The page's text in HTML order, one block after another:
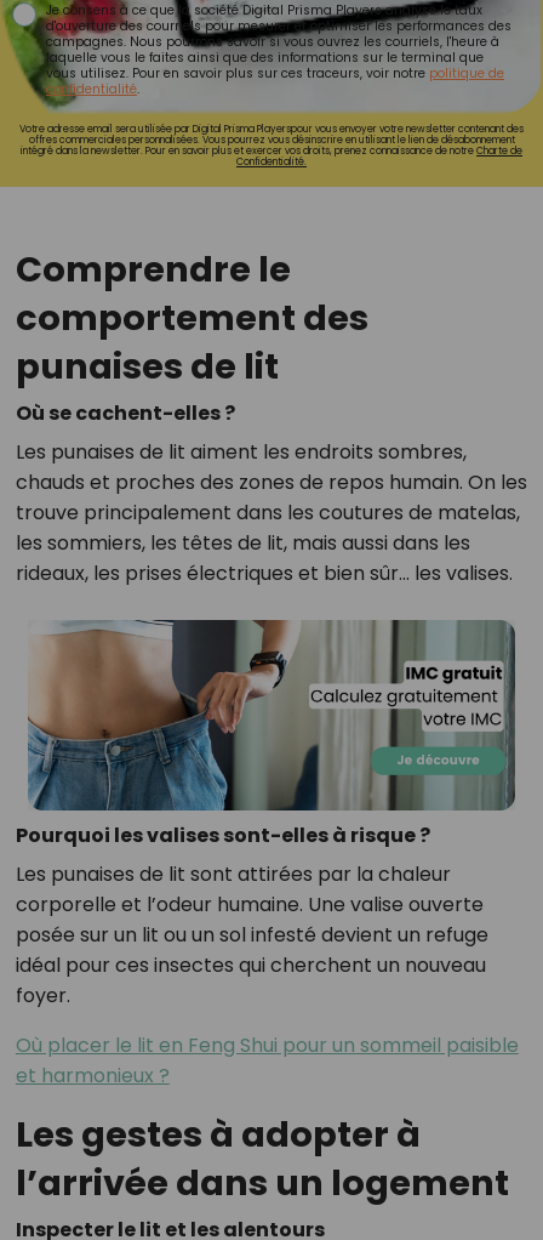
Je consens à ce que la société Digital Prisma Players analyse le taux
d'ouverture des courriels pour mesurer et optimiser les performances des
campagnes. Nous pourrons savoir si vous ouvrez les courriels, l'heure à
laquelle vous le faites ainsi que des informations sur le terminal que
vous utilisez. Pour en savoir plus sur ces traceurs, voir notre politique de
confidentialité.
Votre adresse email sera utilisée par Digital Prisma Playerspour vous envoyer votre newsletter contenant des
offres commerciales personnalisées. Vous pourrez vous désinscrire en utilisant le lien de désabonnement
intégré dans la newsletter. Pour en savoir plus et exercer vos droits, prenez connaissance de notreCharte de
Confidentialité.
Comprendre le
comportement des
punaises de lit
Où se cachent-elles ?
Les punaises de lit aiment les endroits sombres,
chauds et proches des zones de repos humain. On les
trouve principalement dans les coutures de matelas,
les sommiers, les têtes de lit, mais aussi dans les
rideaux, les prises électriques et bien sûr... les valises.
Pourquoi les valises sont-elles à risque ?
Les punaises de lit sont attirées par la chaleur
corporelle et l’odeur humaine. Une valise ouverte
posée sur un lit ou un sol infesté devient un refuge
idéal pour ces insectes qui cherchent un nouveau
foyer.
Où placer le lit en Feng Shui pour un sommeil paisible
et harmonieux ?
Les gestes à adopter à
l’arrivée dans un logement
Inspecter le lit et les alentours